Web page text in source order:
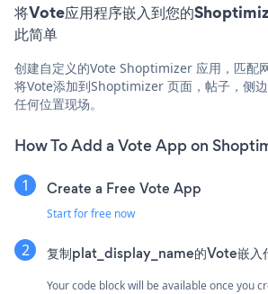
将Vote应用程序嵌入到您的
此简单
创建自定义的Vote Shoptimizer 应用，匹配
将Vote添加到Shoptimizer 页面，帖子，侧
任何位置现场。
How To Add a Vote App on
Create a Free Vote App
Start for free now
复制plat_display_name的Vote嵌入
Your code block will be available once you